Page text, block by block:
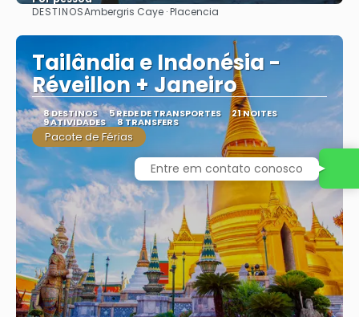
Saiba mais
DESTINOSAmbergris Caye · Placencia
Tailândia e Indonésia -
Réveillon + Janeiro
8 DESTINOS 5 REDE DE TRANSPORTES 21 NOITES
9 ATIVIDADES 8 TRANSFERS
Pacote de Férias
Entre em contato conosco